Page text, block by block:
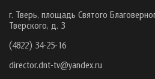
г. Тверь, площадь Святого
Тверского, д. 3
(4822) 34-25-16
director.dnt-tv@yandex.ru